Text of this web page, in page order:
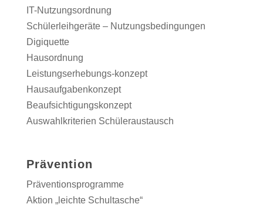
IT-Nutzungsordnung
Schülerleihgeräte – Nutzungsbedingungen
Digiquette
Hausordnung
Leistungserhebungs-konzept
Hausaufgabenkonzept
Beaufsichtigungskonzept
Auswahlkriterien Schüleraustausch
Prävention
Präventionsprogramme
Aktion „leichte Schultasche“